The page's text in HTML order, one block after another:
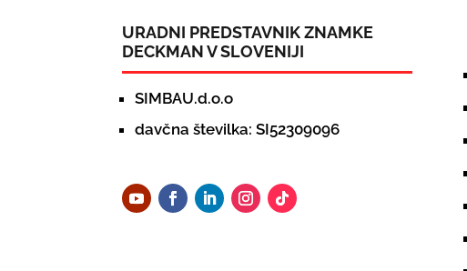
URADNI PREDSTAVNIK ZNAMKE
DECKMAN V SLOVENIJI
SIMBAU.d.o.o
davčna številka: SI52309096